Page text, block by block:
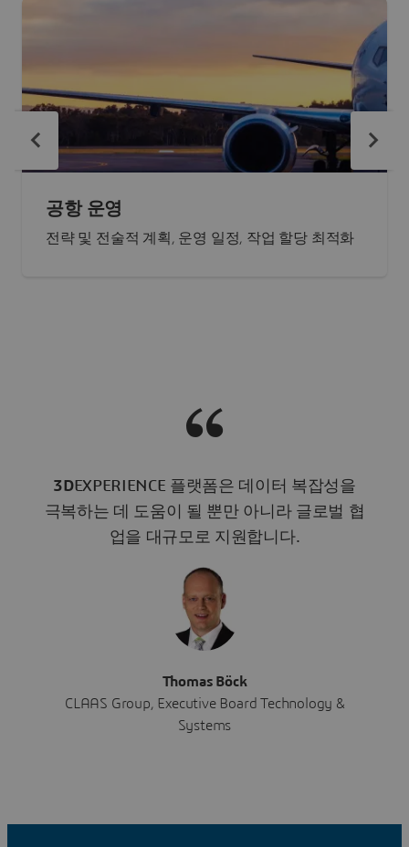
공항 운영
전략 및 전술적 계획, 운영 일정, 작업 할당 최적화
3DEXPERIENCE 플랫폼은 데이터 복잡성을
극복하는 데 도움이 될 뿐만 아니라 글로벌 협
업을 대규모로 지원합니다.
Thomas Böck
CLAAS Group, Executive Board Technology &
Systems